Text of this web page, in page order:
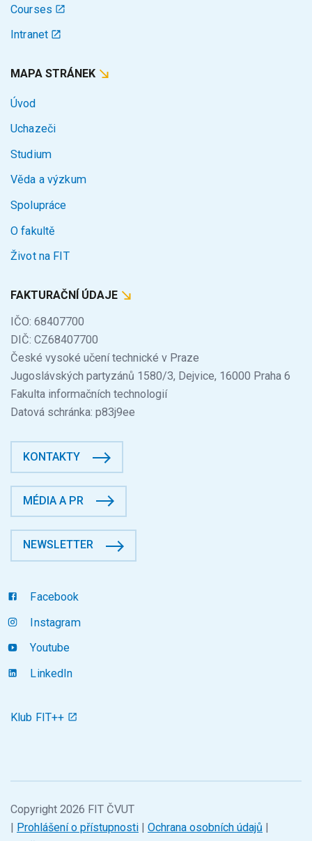
Courses
Intranet
MAPA STRÁNEK
Úvod
Uchazeči
Studium
Věda a výzkum
Spolupráce
O fakultě
Život na FIT
FAKTURAČNÍ ÚDAJE
IČO: 68407700
DIČ: CZ68407700
České vysoké učení technické v Praze
Jugoslávských partyzánů 1580/3, Dejvice, 16000 Praha 6
Fakulta informačních technologií
Datová schránka: p83j9ee
KONTAKTY
MÉDIA A PR
NEWSLETTER
Facebook
Instagram
Youtube
LinkedIn
Klub FIT++
Copyright 2026 FIT ČVUT
| Prohlášení o přístupnosti | Ochrana osobních údajů |